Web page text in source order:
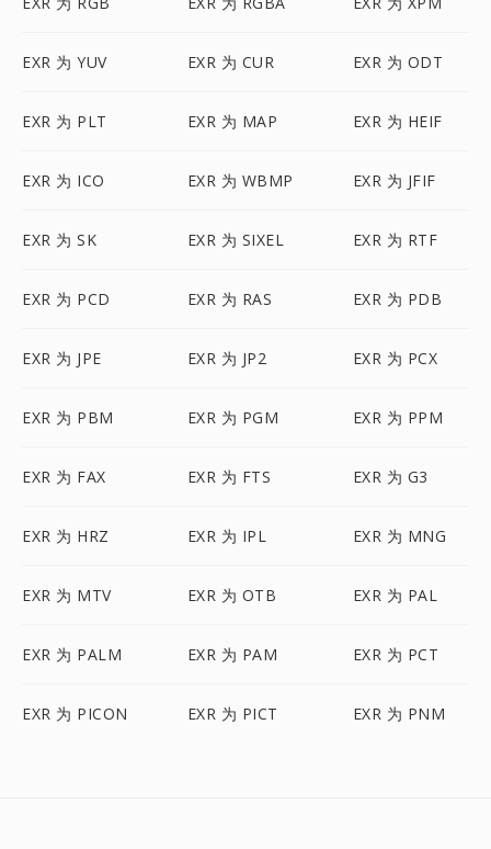
EXR 为 YUV EXR 为 CUR EXR 为 ODT
EXR 为 PLT EXR 为 MAP EXR 为 HEIF
EXR 为 ICO EXR 为 WBMP EXR 为 JFIF
EXR 为 SK EXR 为 SIXEL EXR 为 RTF
EXR 为 PCD EXR 为 RAS EXR 为 PDB
EXR 为 JPE EXR 为 JP2 EXR 为 PCX
EXR 为 PBM EXR 为 PGM EXR 为 PPM
EXR 为 FAX EXR 为 FTS EXR 为 G3
EXR 为 HRZ EXR 为 IPL EXR 为 MNG
EXR 为 MTV EXR 为 OTB EXR 为 PAL
EXR 为 PALM EXR 为 PAM EXR 为 PCT
EXR 为 PICON EXR 为 PICT EXR 为 PNM